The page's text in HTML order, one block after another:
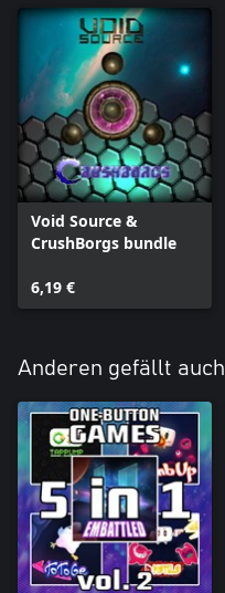
Void Source &
CrushBorgs bundle
6,19 €
Anderen gefällt auch